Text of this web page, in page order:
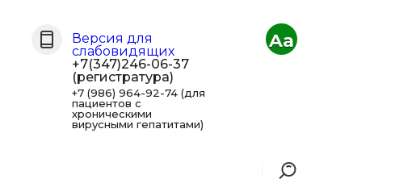
Версия для
слабовидящих
+7(347)246-06-37
(регистратура)
+7 (986) 964-92-74 (для
пациентов с
хроническими
вирусными гепатитами)
Aa